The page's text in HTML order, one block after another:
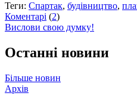
Теги: Спартак, будівництво,
Коментарі (2)
Вислови свою думку!
Останні новини
Більше новин
Архів